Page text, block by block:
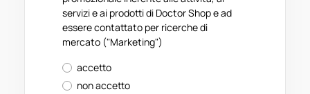
sito www.doctorshop.it che intende
effettuare la vendita tramite Internet,
limitatamente al territorio italiano, dei
prodotti appartenenti al proprio
assortimento a professionisti del mercato
sanitario e medicale per lo svolgimento
della propria attività professionale. La
servizi e ai prodotti di Doctor Shop e ad
essere contattato per ricerche di
mercato ("Marketing")
accetto
non accetto